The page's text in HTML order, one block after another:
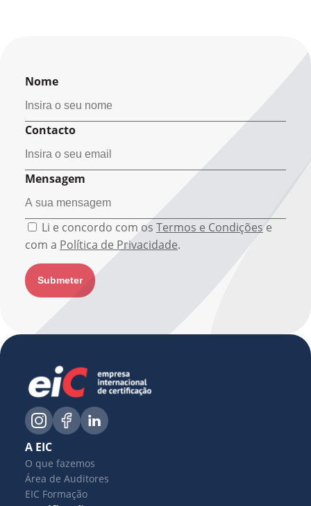
Nome
Contacto
Mensagem
Li e concordo com os Termos e Condições e
com a Política de Privacidade.
A EIC
O que fazemos
Área de Auditores
EIC Formação